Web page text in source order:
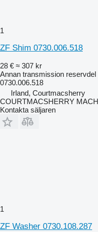
1
ZF Shim 0730.006.518
28 € ≈ 307 kr
Annan transmission reservdel
0730.006.518
Irland, Courtmacsherry
COURTMACSHERRY
Kontakta säljaren
1
ZF Washer 0730.108.287